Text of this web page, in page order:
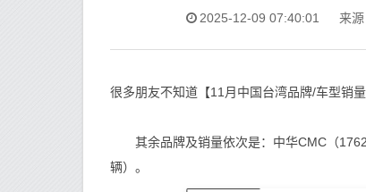
2025-12-09 07:40:01 来源
很多朋友不知道【11月中国台湾品牌/车型销
其余品牌及销量依次是：中华CMC（1762
辆）。